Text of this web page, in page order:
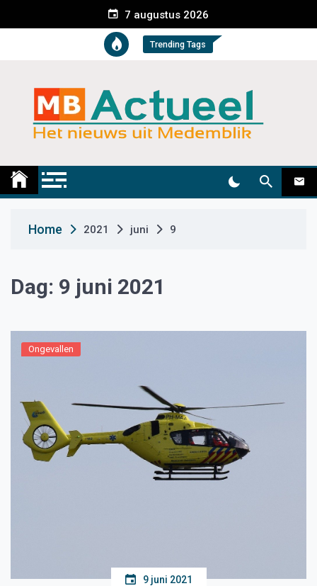
e
t
7 augustus 2026
Trending Tags
Medemblik Actueel
Home 2021 juni 9
Dag: 9 juni 2021
Ongevallen
9 juni 2021